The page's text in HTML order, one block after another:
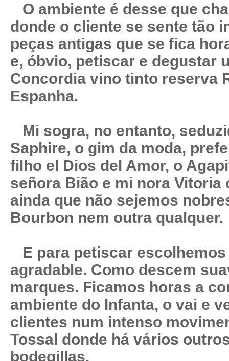
O ambiente é desse que
donde o cliente se sente tão
peças antigas que se fica
e, óbvio, petiscar e degustar
Concordia vino tinto reserva
Espanha.
Mi sogra, no entanto,
Saphire, o gim da moda,
filho el Dios del Amor, o
señora Bião e mi nora
ainda que não sejemos
Bourbon nem outra qualquer.
E para petiscar escolhemos
agradable. Como descem
marques. Ficamos horas a
ambiente do Infanta, o vai e
clientes num intenso
Tossal donde há vários
bodegillas.